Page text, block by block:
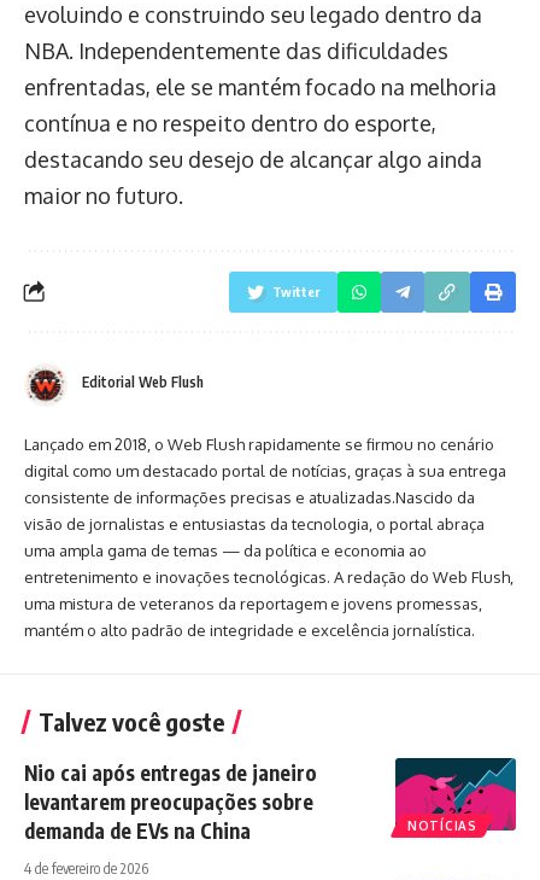
evoluindo e construindo seu legado dentro da
NBA. Independentemente das dificuldades
enfrentadas, ele se mantém focado na melhoria
contínua e no respeito dentro do esporte,
destacando seu desejo de alcançar algo ainda
maior no futuro.
Twitter
Editorial Web Flush
Lançado em 2018, o Web Flush rapidamente se firmou no cenário
digital como um destacado portal de notícias, graças à sua entrega
consistente de informações precisas e atualizadas.Nascido da
visão de jornalistas e entusiastas da tecnologia, o portal abraça
uma ampla gama de temas — da política e economia ao
entretenimento e inovações tecnológicas. A redação do Web Flush,
uma mistura de veteranos da reportagem e jovens promessas,
mantém o alto padrão de integridade e excelência jornalística.
Talvez você goste
NOTÍCIAS
Nio cai após entregas de janeiro
levantarem preocupações sobre
demanda de EVs na China
4 de fevereiro de 2026